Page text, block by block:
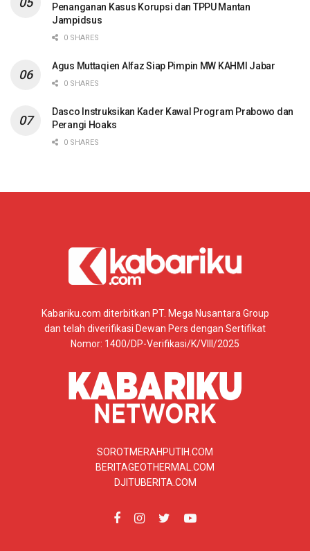
Penanganan Kasus Korupsi dan TPPU Mantan
Jampidsus
0 SHARES
Agus Muttaqien Alfaz Siap Pimpin MW KAHMI Jabar
0 SHARES
Dasco Instruksikan Kader Kawal Program Prabowo dan
Perangi Hoaks
0 SHARES
Kabariku.com diterbitkan PT. Mega Nusantara Group
dan telah diverifikasi Dewan Pers dengan Sertifikat
Nomor: 1400/DP-Verifikasi/K/VIII/2025
SOROTMERAHPUTIH.COM
BERITAGEOTHERMAL.COM
DJITUBERITA.COM